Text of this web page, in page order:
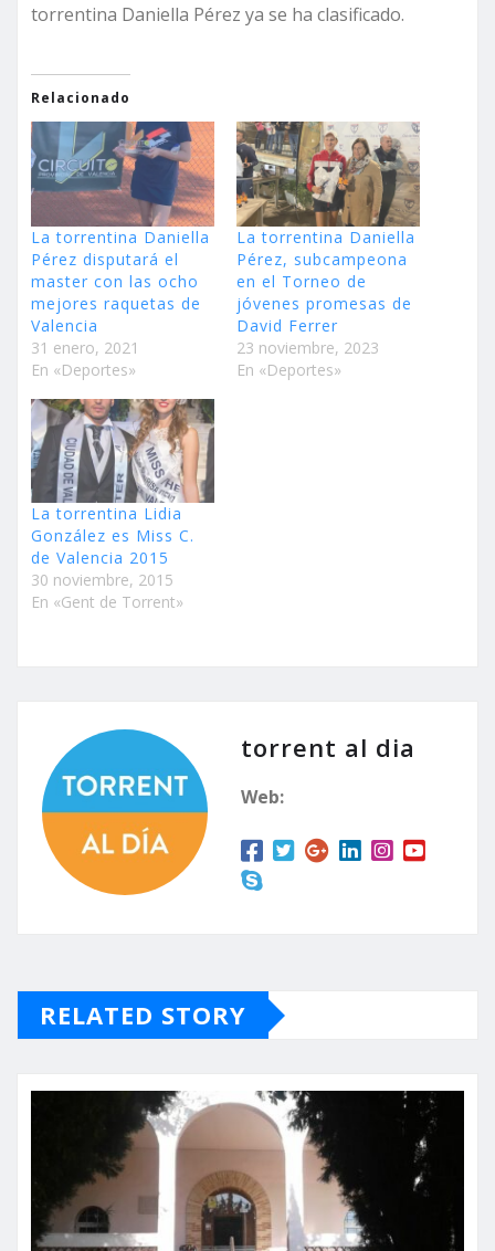
torrentina Daniella Pérez ya se ha clasificado.
Relacionado
La torrentina Daniella
Pérez disputará el
master con las ocho
mejores raquetas de
Valencia
31 enero, 2021
En «Deportes»
La torrentina Daniella
Pérez, subcampeona
en el Torneo de
jóvenes promesas de
David Ferrer
23 noviembre, 2023
En «Deportes»
La torrentina Lidia
González es Miss C.
de Valencia 2015
30 noviembre, 2015
En «Gent de Torrent»
torrent al dia
Web:
RELATED STORY